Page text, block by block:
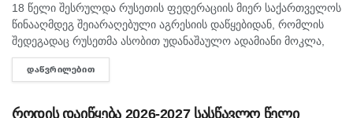
18 წელი შესრულდა რუსეთის ფედერაციის მიერ საქართველოს
წინააღმდეგ შეიარაღებული აგრესიის დაწყებიდან, რომლის
შედეგადაც რუსეთმა ასობით უდანაშაულო ადამიანი მოკლა,
დაიპყრო აფხაზეთი და ცხინვალის რეგიონი. ამ სტატიაში
აგვისტოს გმირი გოგიტა მაკრახიძის შესახებ...
ᲓᲐᲬᲕᲠᲘᲚᲔᲑᲘᲗ
როდის დაიწყება 2026-2027 სასწავლო წელი